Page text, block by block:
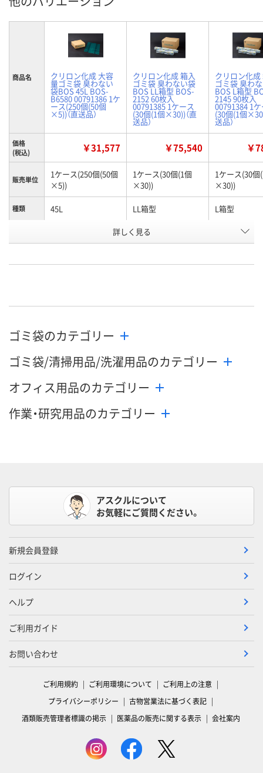
商品名 クリロン化成 大容
量ゴミ袋 臭わない
袋BOS 45L BOS-
B6580 00791386 1ケ
ース(250個(50個
×5))（直送品）
クリロン化成 箱入
ゴミ袋 臭わない袋
BOS LL箱型 BOS-
2152 60枚入
00791385 1ケース
(30個(1個×30))（直
送品）
クリロン化成
ゴミ袋 臭わ
BOS L箱型
2145 90枚入
00791384 1
(30個(1個
送品）
価格
(税込)
￥31,577 ￥75,540 ￥
販売単位
1ケース(250個(50個
×5))
1ケース(30個(1個
×30))
1ケース(30個
×30))
種類 45L LL箱型 L箱型
APK9132 APK9130
メーカー都合により
メーカー都合により
メーカー都合
詳しく見る
ゴミ袋のカテゴリー
ゴミ袋/清掃用品/洗濯用品のカテゴリー
オフィス用品のカテゴリー
作業・研究用品のカテゴリー
アスクルについて
お気軽にご質問ください。
新規会員登録
ログイン
ヘルプ
ご利用ガイド
お問い合わせ
ご利用規約 ご利用環境について
ご利用上の注意
プライバシーポリシー
古物営業法に基づく表記
酒類販売管理者標識の掲示
医薬品の販売に関する表示 会社案内